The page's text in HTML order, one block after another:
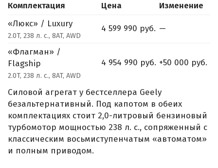
Комплектация Цена
Изменение
«Люкс» / Luxury
2.0T, 238 л. с., 8AT, AWD
4 599 990 руб. —
«Флагман» /
Flagship
2.0T, 238 л. с., 8AT, AWD
4 954 990 руб. +50 000 руб.
Силовой агрегат у бестселлера Geely
безальтернативный. Под капотом в обеих
комплектациях стоит 2,0-литровый бензиновый
турбомотор мощностью 238 л. с., сопряженный с
классическим восьмиступенчатым «автоматом»
и полным приводом.